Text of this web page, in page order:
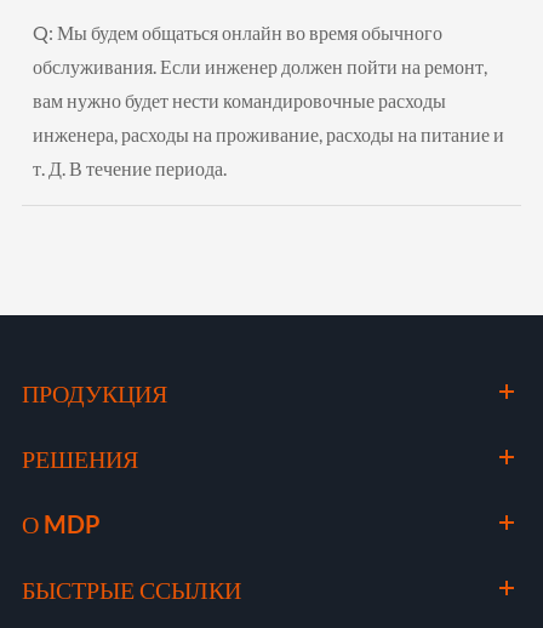
Q: Мы будем общаться онлайн во время обычного
обслуживания. Если инженер должен пойти на ремонт,
вам нужно будет нести командировочные расходы
инженера, расходы на проживание, расходы на питание и
т. Д. В течение периода.
ПРОДУКЦИЯ
РЕШЕНИЯ
О MDP
БЫСТРЫЕ ССЫЛКИ